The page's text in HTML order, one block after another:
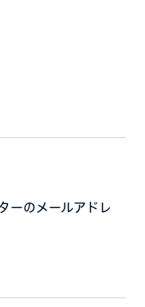
ーのメールアドレ